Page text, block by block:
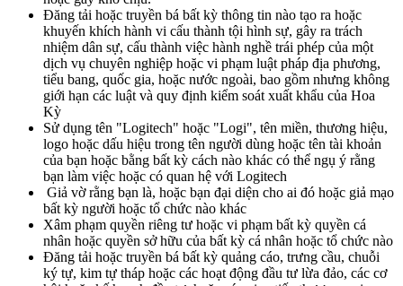
Đăng tải hoặc truyền bá bất kỳ thông tin nào tạo ra hoặc
khuyến khích hành vi cấu thành tội hình sự, gây ra trách
nhiệm dân sự, cấu thành việc hành nghề trái phép của một
dịch vụ chuyên nghiệp hoặc vi phạm luật pháp địa phương,
tiểu bang, quốc gia, hoặc nước ngoài, bao gồm nhưng không
giới hạn các luật và quy định kiểm soát xuất khẩu của Hoa
Kỳ
Sử dụng tên "Logitech" hoặc "Logi", tên miền, thương hiệu,
logo hoặc dấu hiệu trong tên người dùng hoặc tên tài khoản
của bạn hoặc bằng bất kỳ cách nào khác có thể ngụ ý rằng
bạn làm việc hoặc có quan hệ với Logitech
Giả vờ rằng bạn là, hoặc bạn đại diện cho ai đó hoặc giả mạo
bất kỳ người hoặc tổ chức nào khác
Xâm phạm quyền riêng tư hoặc vi phạm bất kỳ quyền cá
nhân hoặc quyền sở hữu của bất kỳ cá nhân hoặc tổ chức nào
Đăng tải hoặc truyền bá bất kỳ quảng cáo, trưng cầu, chuỗi
ký tự, kim tự tháp hoặc các hoạt động đầu tư lừa đảo, các cơ